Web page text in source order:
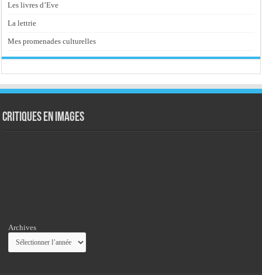
Les livres d’Eve
La lettrie
Mes promenades culturelles
Critiques en images
Archives